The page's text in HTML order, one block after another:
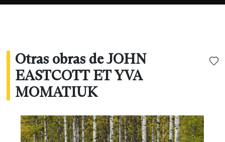
Otras obras de JOHN
EASTCOTT ET YVA
MOMATIUK